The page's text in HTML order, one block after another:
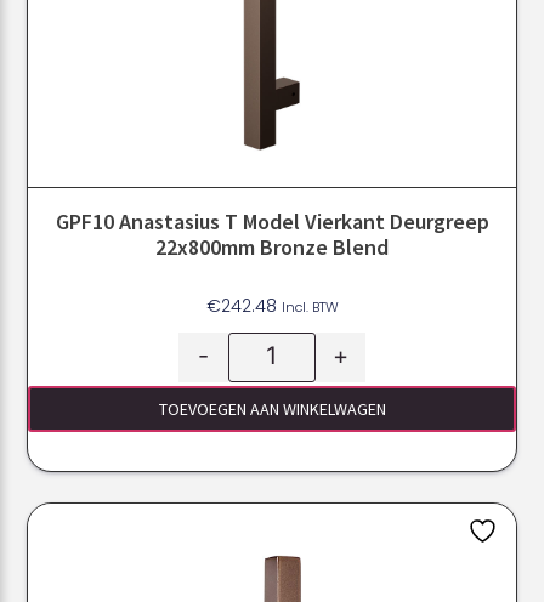
GPF10 Anastasius T Model Vierkant Deurgreep
22x800mm Bronze Blend
€242.48 Incl. BTW
- +
TOEVOEGEN AAN WINKELWAGEN